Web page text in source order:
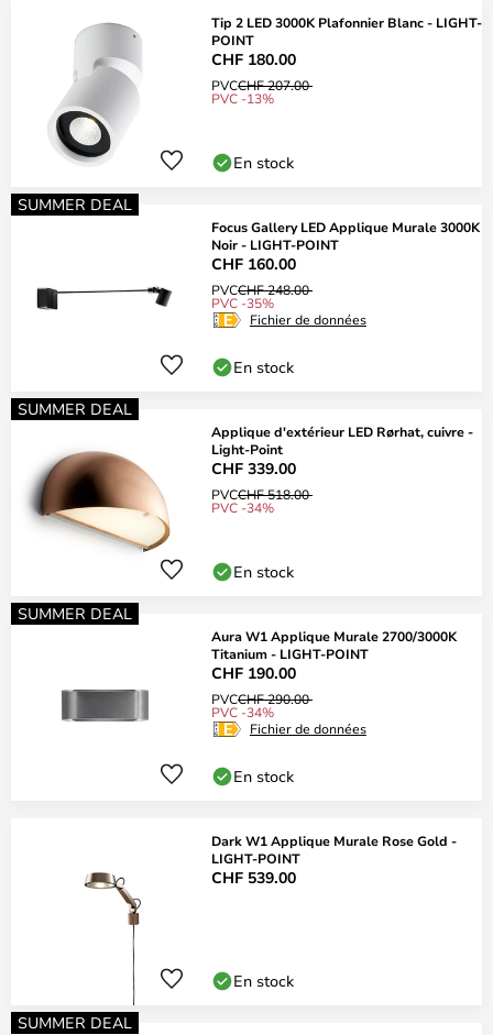
Tip 2 LED 3000K Plafonnier Blanc - LIGHT-
POINT
CHF 180.00
PVCCHF 207.00
PVC -13%
En stock
SUMMER DEAL
Focus Gallery LED Applique Murale 3000K
Noir - LIGHT-POINT
CHF 160.00
PVCCHF 248.00
PVC -35%
Fichier de données
En stock
SUMMER DEAL
Applique d'extérieur LED Rørhat, cuivre -
Light-Point
CHF 339.00
PVCCHF 518.00
PVC -34%
En stock
SUMMER DEAL
Aura W1 Applique Murale 2700/3000K
Titanium - LIGHT-POINT
CHF 190.00
PVCCHF 290.00
PVC -34%
Fichier de données
En stock
Dark W1 Applique Murale Rose Gold -
LIGHT-POINT
CHF 539.00
En stock
SUMMER DEAL